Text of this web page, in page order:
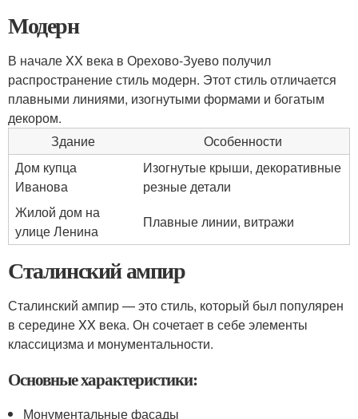
Модерн
В начале XX века в Орехово-Зуево получил
распространение стиль модерн. Этот стиль отличается
плавными линиями, изогнутыми формами и богатым
декором.
Здание
Особенности
Дом купца
Иванова
Изогнутые крыши, декоративные
резные детали
Жилой дом на
улице Ленина
Плавные линии, витражи
Сталинский ампир
Сталинский ампир — это стиль, который был популярен
в середине XX века. Он сочетает в себе элементы
классицизма и монументальности.
Основные характеристики:
Монументальные фасады